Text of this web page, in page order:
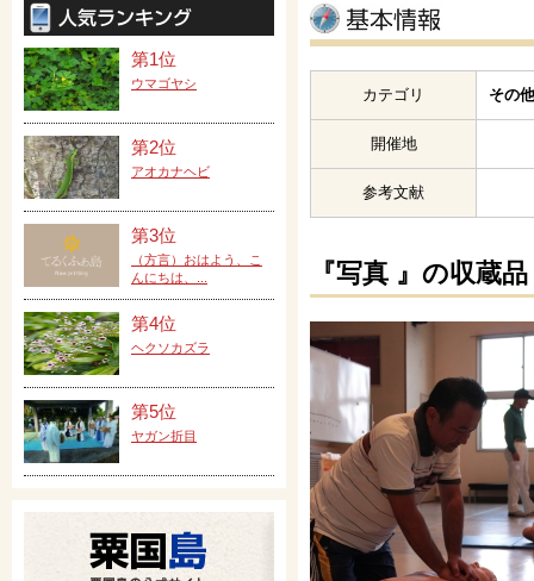
カテゴリ その
開催地
参考文献
『写真 』の収蔵品
第1位
ウマゴヤシ
第2位
アオカナヘビ
第3位
（方言）おはよう、こ
んにちは、...
第4位
ヘクソカズラ
第5位
ヤガン折目